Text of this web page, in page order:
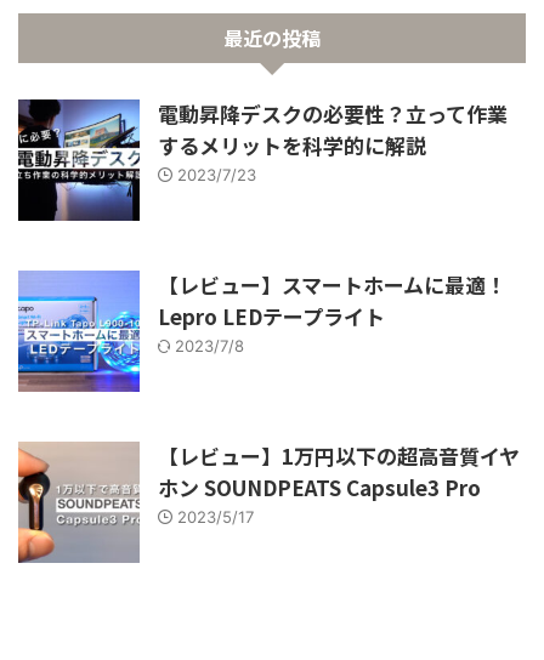
最近の投稿
電動昇降デスクの必要性？立って作業
するメリットを科学的に解説
2023/7/23
【レビュー】スマートホームに最適！
Lepro LEDテープライト
2023/7/8
【レビュー】1万円以下の超高音質イヤ
ホン SOUNDPEATS Capsule3 Pro
2023/5/17